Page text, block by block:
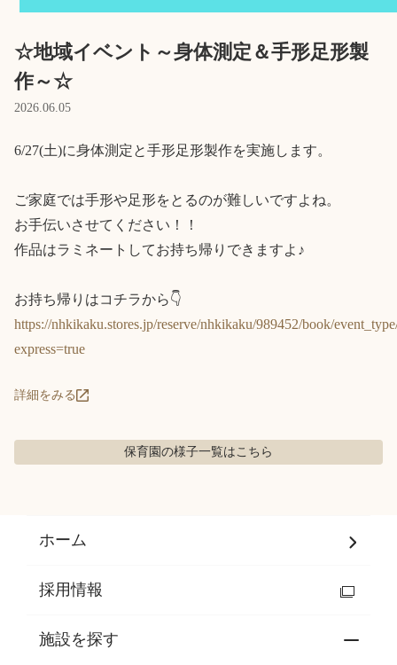
☆地域イベント～身体測定＆手形足形製
作～☆
2026.06.05
6/27(土)に身体測定と手形足形製作を実施します。
ご家庭では手形や足形をとるのが難しいですよね。
お手伝いさせてください！！
作品はラミネートしてお持ち帰りできますよ♪
https://nhkikaku.stores.jp/reserve/nhkikaku/989452/book/
express=true
詳細をみる
保育園の様子一覧はこちら
ホーム
採用情報
施設を探す